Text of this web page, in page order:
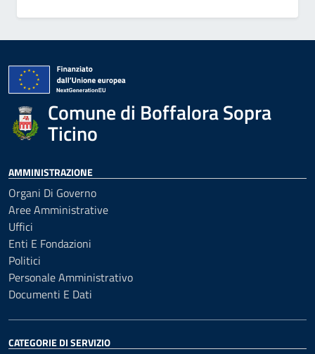
Comune di Boffalora Sopra
Ticino
AMMINISTRAZIONE
Organi Di Governo
Aree Amministrative
Uffici
Enti E Fondazioni
Politici
Personale Amministrativo
Documenti E Dati
CATEGORIE DI SERVIZIO